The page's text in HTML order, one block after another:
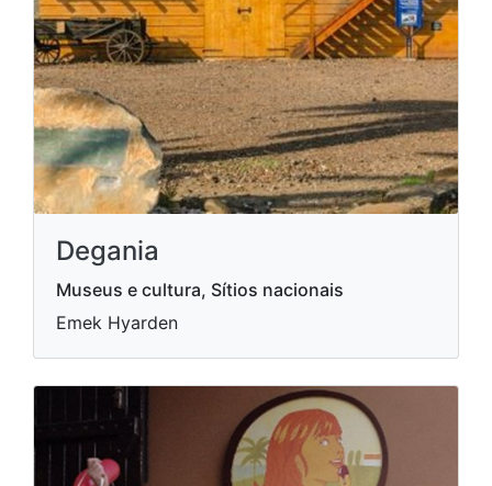
Degania
Museus e cultura, Sítios nacionais
Emek Hyarden